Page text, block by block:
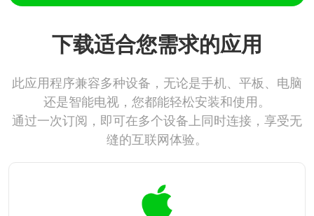
下载适合您需求的应用
此应用程序兼容多种设备，无论是手机、平板、电脑
还是智能电视，您都能轻松安装和使用。
通过一次订阅，即可在多个设备上同时连接，享受无
缝的互联网体验。